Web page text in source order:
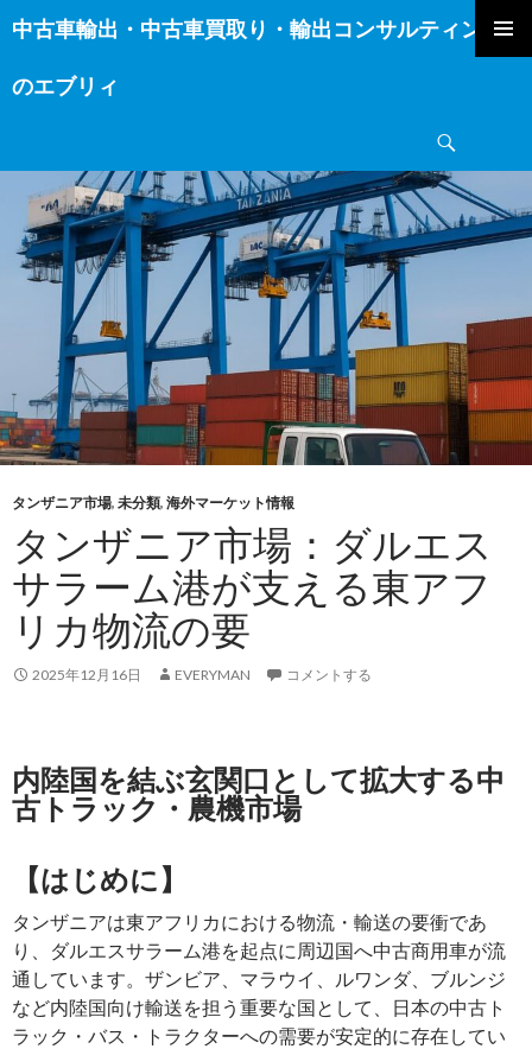
中古車輸出・中古車買取り・輸出コンサルティング
のエブリィ
テ
へ
キ
ッ
プ
タンザニア市場, 未分類, 海外マーケット情報
タンザニア市場：ダルエス
サラーム港が支える東アフ
リカ物流の要
2025年12月16日 EVERYMAN コメントする
内陸国を結ぶ玄関口として拡大する中
古トラック・農機市場
【はじめに】
タンザニアは東アフリカにおける物流・輸送の要衝であ
り、ダルエスサラーム港を起点に周辺国へ中古商用車が流
通しています。ザンビア、マラウイ、ルワンダ、ブルンジ
など内陸国向け輸送を担う重要な国として、日本の中古ト
ラック・バス・トラクターへの需要が安定的に存在してい